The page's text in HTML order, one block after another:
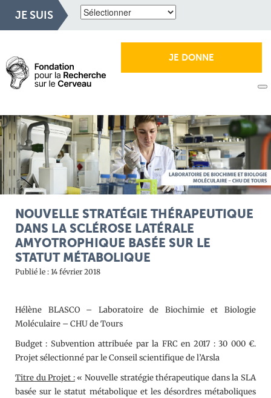
JE SUIS
JE DONNE
NOUVELLE STRATÉGIE THÉRAPEUTIQUE
DANS LA SCLÉROSE LATÉRALE
AMYOTROPHIQUE BASÉE SUR LE
STATUT MÉTABOLIQUE
Publié le : 14 février 2018
Hélène BLASCO – Laboratoire de Biochimie et Biologie
Moléculaire – CHU de Tours
Budget : Subvention attribuée par la FRC en 2017 : 30 000 €.
Projet sélectionné par le Conseil scientifique de l’Arsla
Titre du Projet :« Nouvelle stratégie thérapeutique dans la SLA
basée sur le statut métabolique et les désordres métaboliques